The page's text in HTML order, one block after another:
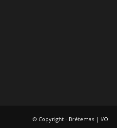
© Copyright - Brétemas | I/O